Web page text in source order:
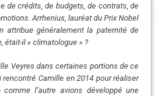
de crédits, de budgets, de contrats, de
Arrhenius, lauréat du Prix Nobel
attribue généralement la paternité de
était-il « climatologue » ?
Veyres dans certaines portions de ce
Camille en 2014 pour réaliser
l’autre avions développé une